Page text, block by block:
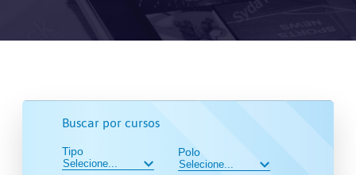
Buscar por cursos
Tipo Polo